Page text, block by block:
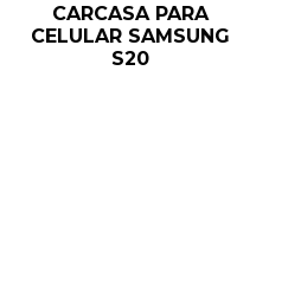
CARCASA PARA
CELULAR SAMSUNG
S20